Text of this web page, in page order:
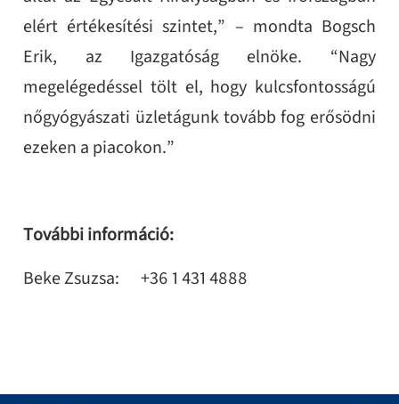
elért értékesítési szintet,” – mondta Bogsch
Erik, az Igazgatóság elnöke. “Nagy
megelégedéssel tölt el, hogy kulcsfontosságú
nőgyógyászati üzletágunk tovább fog erősödni
ezeken a piacokon.”
További információ:
Beke Zsuzsa: +36 1 431 4888